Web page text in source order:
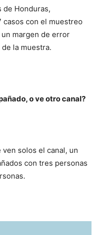
de Honduras,
casos con el muestreo
margen de error
la muestra.
o ve otro canal?
solos el canal, un
con tres personas